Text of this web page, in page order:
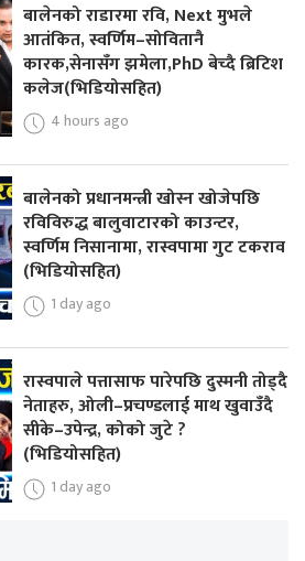
बालेनको राडारमा रवि, Next मुभले
आतंकित, स्वर्णिम–सोवितानै
कारक,सेनासँग झमेला,PhD बेच्दै ब्रिटिश
कलेज(भिडियोसहित)
4 hours ago
बालेनको प्रधानमन्त्री खोस्न खोजेपछि
रविविरुद्ध बालुवाटारको काउन्टर,
स्वर्णिम निसानामा, रास्वपामा गुट टकराव
(भिडियोसहित)
1 day ago
रास्वपाले पत्तासाफ पारेपछि दुस्मनी तोड्दै
नेताहरु, ओली–प्रचण्डलाई माथ खुवाउँदै
सीके–उपेन्द्र, कोको जुटे ?
(भिडियोसहित)
1 day ago